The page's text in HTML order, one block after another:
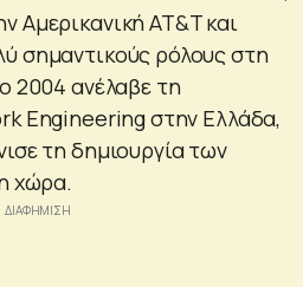
Αμερικανική AT&T και
σημαντικούς ρόλους στη
2004 ανέλαβε τη
Engineering στην Ελλάδα,
τη δημιουργία των
χώρα.